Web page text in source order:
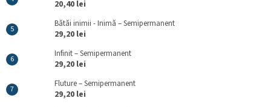
20,40 lei
Bătăi inimii - Inimă – Semipermanent
29,20 lei
Infinit – Semipermanent
29,20 lei
Fluture – Semipermanent
29,20 lei